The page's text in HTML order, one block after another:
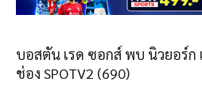
บอสตัน เรด ซอกส์ พบ นิวยอร์ก
ช่อง SPOTV2 (690)